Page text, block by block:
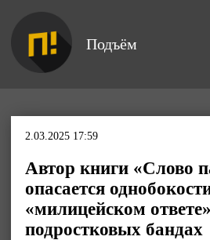
Подъём
2.03.2025 17:59
Автор книги «Слово
опасается
«милицейском
подростковых бандах